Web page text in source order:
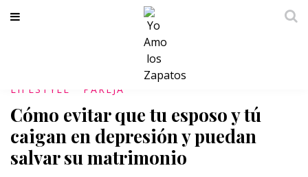
LIFESTYLE PAREJA
Cómo evitar que tu esposo y tú
caigan en depresión y puedan
salvar su matrimonio